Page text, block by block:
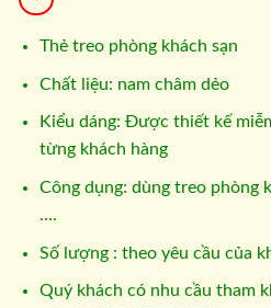
Thẻ treo phòng khách sạn
Chất liệu: nam châm dẻo
Kiểu dáng: Được thiết kế
từng khách hàng
Công dụng: dùng treo phòng
….
Số lượng : theo yêu cầu của
Quý khách có nhu cầu tham